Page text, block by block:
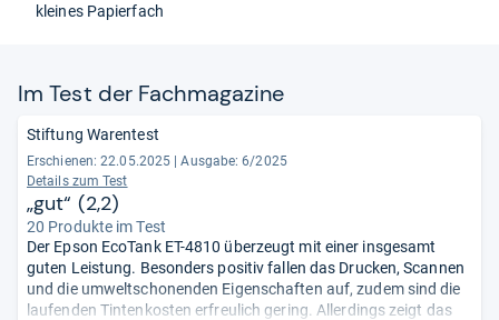
kleines Papierfach
Im Test der Fach­ma­ga­zine
Stiftung Warentest
Erschienen: 22.05.2025 | Ausgabe: 6/2025
Details zum Test
„gut“ (2,2)
20 Produkte im Test
Der Epson EcoTank ET-4810 überzeugt mit einer insgesamt
guten Leistung. Besonders positiv fallen das Drucken, Scannen
und die umweltschonenden Eigenschaften auf, zudem sind die
laufenden Tintenkosten erfreulich gering. Allerdings zeigt das